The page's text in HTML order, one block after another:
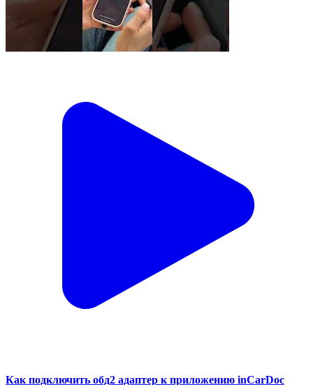
Как подключить обд2 адаптер к приложению inCarDoc